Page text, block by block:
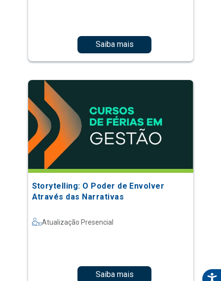
Saiba mais
Storytelling: O Poder de Envolver
Através das Narrativas
Atualização Presencial
Saiba mais